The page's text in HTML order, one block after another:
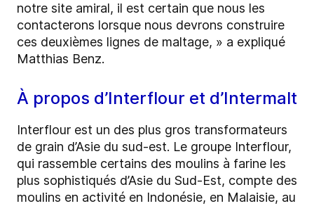
notre site amiral, il est certain que nous les
contacterons lorsque nous devrons construire
ces deuxièmes lignes de maltage, » a expliqué
Matthias Benz.
À propos d’Interflour et d’Intermalt
Interflour est un des plus gros transformateurs
de grain d’Asie du sud-est. Le groupe Interflour,
qui rassemble certains des moulins à farine les
plus sophistiqués d’Asie du Sud-Est, compte des
moulins en activité en Indonésie, en Malaisie, au